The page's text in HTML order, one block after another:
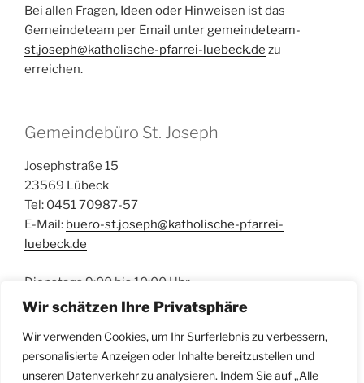
Wir schätzen Ihre Privatsphäre
Wir verwenden Cookies, um Ihr Surferlebnis zu verbessern,
personalisierte Anzeigen oder Inhalte bereitzustellen und
unseren Datenverkehr zu analysieren. Indem Sie auf „Alle
Bei allen Fragen, Ideen oder Hinweisen ist das
Gemeindeteam per Email unter gemeindeteam-
st.joseph@katholische-pfarrei-luebeck.de zu
erreichen.
Gemeindebüro St. Joseph
Josephstraße 15
23569 Lübeck
Tel: 0451 70987-57
E-Mail: buero-st.joseph@katholische-pfarrei-
luebeck.de
Dienstags 9:00 bis 10:00 Uhr